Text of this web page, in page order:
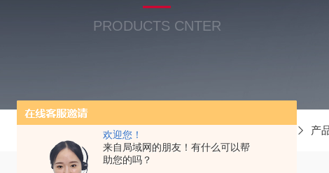
欢迎您！
来自局域网的朋友！有什么可以帮
助您的吗？
PRODUCTS CNTER
产